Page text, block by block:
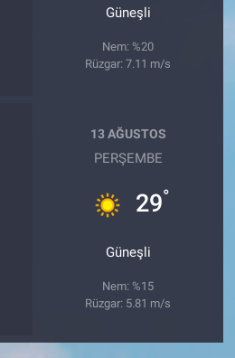
Güneşli
Nem: %20
Rüzgar: 7.11 m/s
13 AĞUSTOS
PERŞEMBE
29°
Güneşli
Nem: %15
Rüzgar: 5.81 m/s